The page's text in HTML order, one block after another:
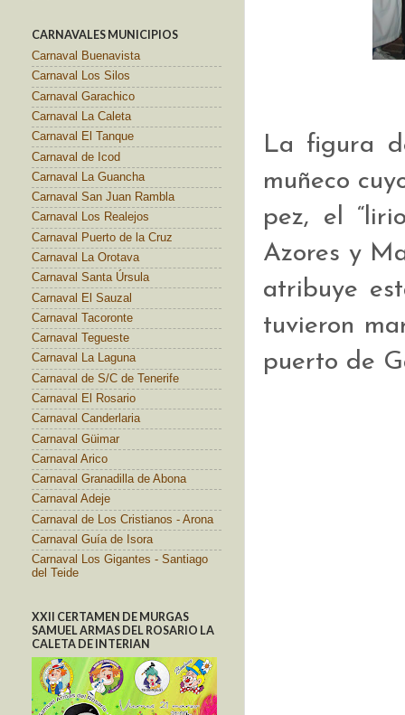
La figura
muñeco
pez, el
Azores y
atribuye
tuvieron
puerto de
CARNAVALES MUNICIPIOS
Carnaval Buenavista
Carnaval Los Silos
Carnaval Garachico
Carnaval La Caleta
Carnaval El Tanque
Carnaval de Icod
Carnaval La Guancha
Carnaval San Juan Rambla
Carnaval Los Realejos
Carnaval Puerto de la Cruz
Carnaval La Orotava
Carnaval Santa Úrsula
Carnaval El Sauzal
Carnaval Tacoronte
Carnaval Tegueste
Carnaval La Laguna
Carnaval de S/C de Tenerife
Carnaval El Rosario
Carnaval Canderlaria
Carnaval Güimar
Carnaval Arico
Carnaval Granadilla de Abona
Carnaval Adeje
Carnaval de Los Cristianos - Arona
Carnaval Guía de Isora
Carnaval Los Gigantes - Santiago
del Teide
XXII CERTAMEN DE MURGAS
SAMUEL ARMAS DEL ROSARIO LA
CALETA DE INTERIAN